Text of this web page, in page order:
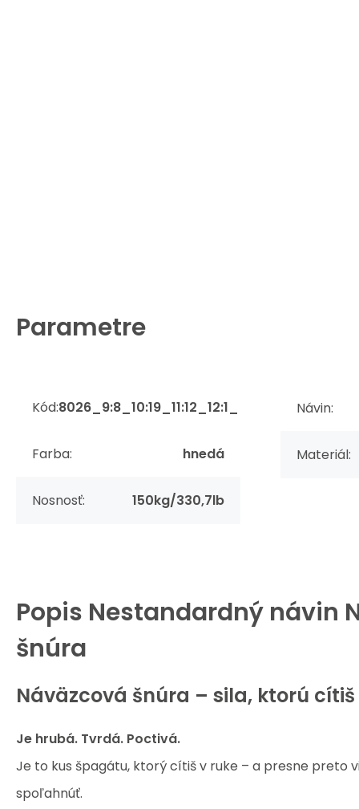
Parametre
Kód:8026_9:8_10:19_11:12_12:1_
Farba: hnedá
Nosnosť: 150kg/330,7lb
Návin:
Materiál:
Popis Nestandardný návin
šnúra
Náväzcová šnúra – sila, ktorú cítiš
Je hrubá. Tvrdá. Poctivá.
Je to kus špagátu, ktorý cítiš v ruke – a presne preto
spoľahnúť.